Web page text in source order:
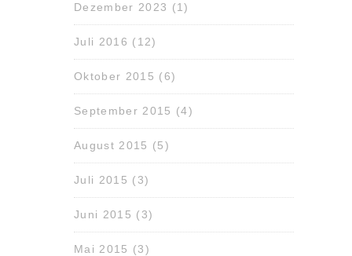
Dezember 2023 (1)
Juli 2016 (12)
Oktober 2015 (6)
September 2015 (4)
August 2015 (5)
Juli 2015 (3)
Juni 2015 (3)
Mai 2015 (3)